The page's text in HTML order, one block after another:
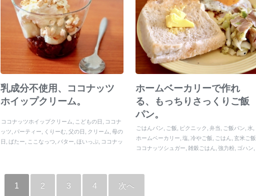
乳成分不使用、ココナッツ
ホイップクリーム。
ココナッツホイップクリーム こどもの日
ココナ
ッツ パーティー くりーむ 父の日 クリーム 母の
日
ばたー ここなっつ バター ほいっぷ ココナッ
ホームベーカリーで作れ
る、もっちりさっくりご飯
パン。
ごはんパン ご飯 ピクニック 弁当 ご飯パン 水
ホームベーカリー 塩 冷やご飯 ごはん
玄米ご飯
ココナッツシュガー 雑穀ごはん 強力粉 ゴハン
1 2 3 4 次へ